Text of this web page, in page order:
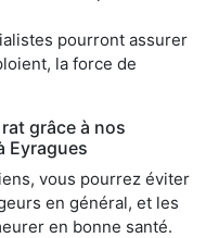
pourront assurer
la force de
grâce à nos
Eyragues
vous pourrez éviter
en général, et les
en bonne santé.